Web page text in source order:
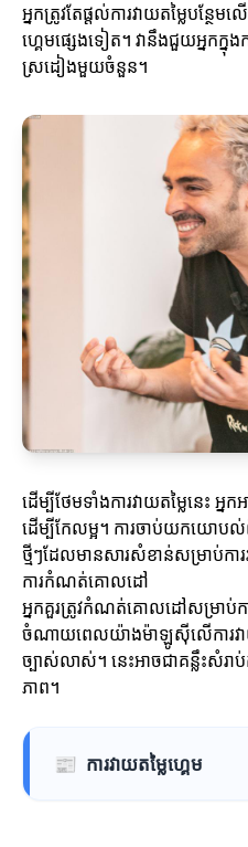
អ្នកត្រូវតែផ្តល់ការវាយតម្លៃបន្ថ
ហ្គេមផ្សេងទៀត។ វានឹងជួយអ្នកក្
ស្រដៀងមួយចំនួន។
ដើម្បីថែមទាំងការវាយតម្លៃនេះ អ្
ដើម្បីកែលម្អ។ ការចាប់យកយោបល់
ថ្មីៗដែលមានសារសំខាន់សម្រាប់ការ
ការកំណត់គោលដៅ
អ្នកគួរត្រូវកំណត់គោលដៅសម្រាប់ក
ចំណាយពេលយ៉ាងម៉ាឡូសុីលើការវាយ
ច្បាស់លាស់។ នេះអាចជាគន្លឹះសំរា
ភាព។
📰 ការវាយតម្លៃហ្គេម